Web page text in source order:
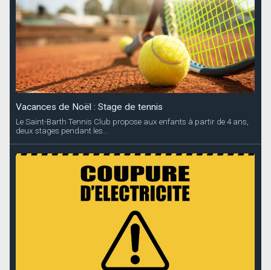
Vacances de Noël : Stage de tennis
Le Saint-Barth Tennis Club propose aux enfants à partir de 4 ans,
deux stages pendant les...